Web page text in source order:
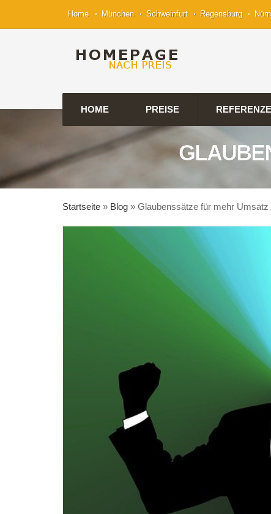
Home München Schweinfurt Regensburg
HOME PREISE
Startseite » Blog » Glaubenssätze für mehr Umsatz